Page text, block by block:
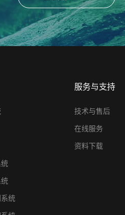
统
服务与支持
技术与售后
在线服务
资料下载